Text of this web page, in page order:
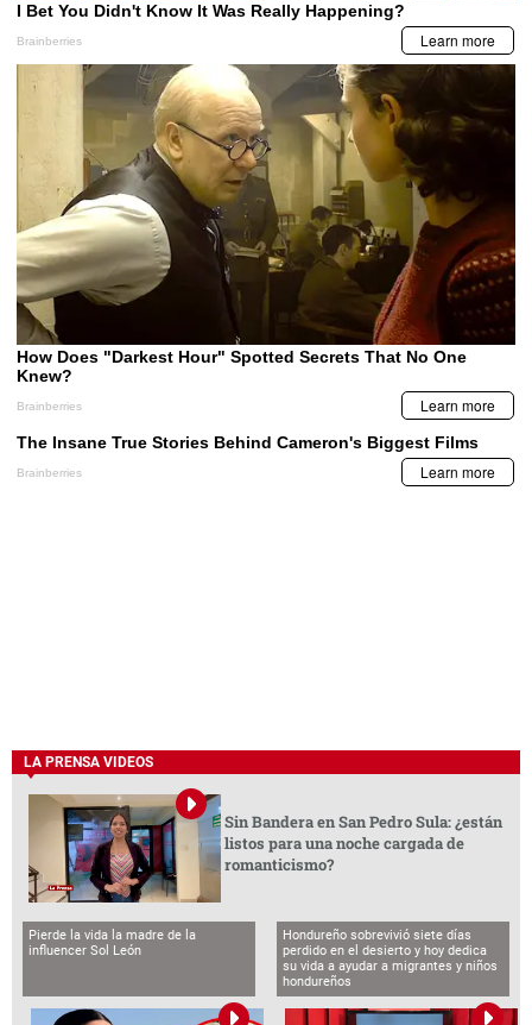
LA PRENSA VIDEOS
Sin Bandera en San Pedro Sula: ¿están
listos para una noche cargada de
romanticismo?
Pierde la vida la madre de la
influencer Sol León
Hondureño sobrevivió siete días
perdido en el desierto y hoy dedica
su vida a ayudar a migrantes y niños
hondureños